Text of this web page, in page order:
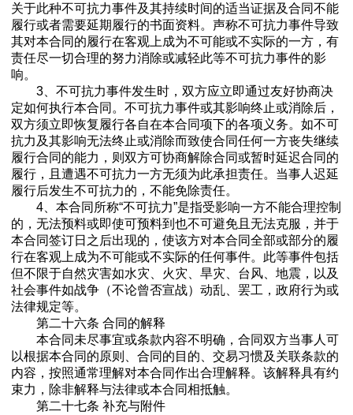
关于此种不可抗力事件及其持续时间的适当证据及合同不能
履行或者需要延期履行的书面资料。声称不可抗力事件导致
其对本合同的履行在客观上成为不可能或不实际的一方，有
责任尽一切合理的努力消除或减轻此等不可抗力事件的影
响。
3、不可抗力事件发生时，双方应立即通过友好协商决
定如何执行本合同。不可抗力事件或其影响终止或消除后，
双方须立即恢复履行各自在本合同项下的各项义务。如不可
抗力及其影响无法终止或消除而致使合同任何一方丧失继续
履行合同的能力，则双方可协商解除合同或暂时延迟合同的
履行，且遭遇不可抗力一方无须为此承担责任。当事人迟延
履行后发生不可抗力的，不能免除责任。
4、本合同所称“不可抗力”是指受影响一方不能合理控制
的，无法预料或即使可预料到也不可避免且无法克服，并于
本合同签订日之后出现的，使该方对本合同全部或部分的履
行在客观上成为不可能或不实际的任何事件。此等事件包括
但不限于自然灾害如水灾、火灾、旱灾、台风、地震，以及
社会事件如战争（不论曾否宣战）动乱、罢工，政府行为或
法律规定等。
第二十六条 合同的解释
本合同未尽事宜或条款内容不明确，合同双方当事人可
以根据本合同的原则、合同的目的、交易习惯及关联条款的
内容，按照通常理解对本合同作出合理解释。该解释具有约
束力，除非解释与法律或本合同相抵触。
第二十七条 补充与附件